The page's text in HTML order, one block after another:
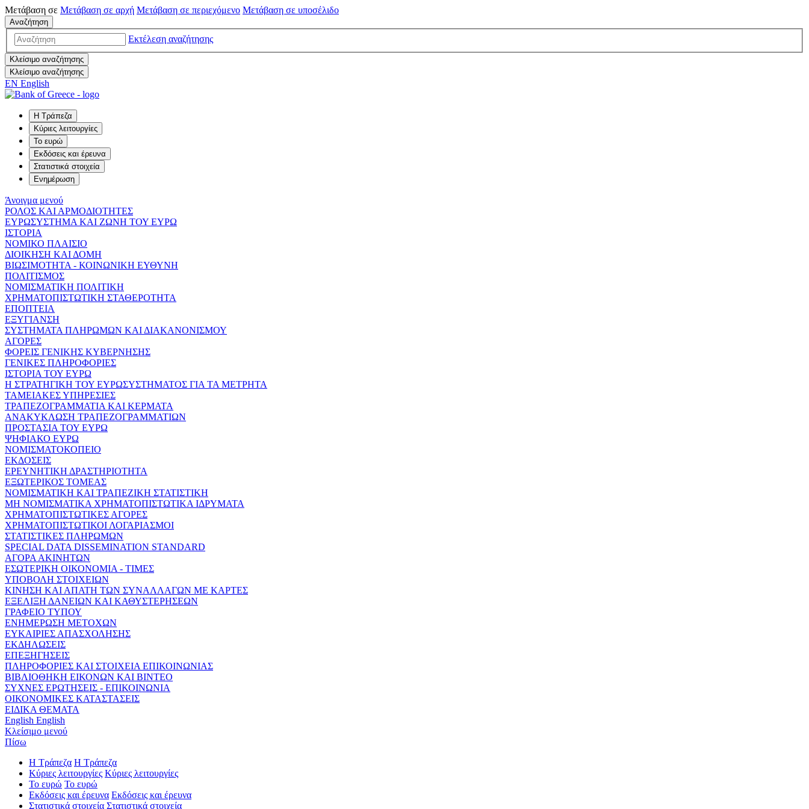
Μετάβαση σε Μετάβαση σε αρχή Μετάβαση σε περιεχόμενο Μετάβαση σε υποσέλιδο
Αναζήτηση
Εκτέλεση αναζήτησης
Κλείσιμο αναζήτησης
Κλείσιμο αναζήτησης
EN English
Η Τράπεζα
Κύριες λειτουργίες
Το ευρώ
Εκδόσεις και έρευνα
Στατιστικά στοιχεία
Ενημέρωση
Άνοιγμα μενού
ΡΟΛΟΣ ΚΑΙ ΑΡΜΟΔΙΟΤΗΤΕΣ
ΕΥΡΩΣΥΣΤΗΜΑ ΚΑΙ ΖΩΝΗ ΤΟΥ ΕΥΡΩ
ΙΣΤΟΡΙΑ
ΝΟΜΙΚΟ ΠΛΑΙΣΙΟ
ΔΙΟΙΚΗΣΗ ΚΑΙ ΔΟΜΗ
ΒΙΩΣΙΜΟΤΗΤΑ - ΚΟΙΝΩΝΙΚΗ ΕΥΘΥΝΗ
ΠΟΛΙΤΙΣΜΟΣ
ΝΟΜΙΣΜΑΤΙΚΗ ΠΟΛΙΤΙΚΗ
ΧΡΗΜΑΤΟΠΙΣΤΩΤΙΚΗ ΣΤΑΘΕΡΟΤΗΤΑ
ΕΠΟΠΤΕΙΑ
ΕΞΥΓΙΑΝΣΗ
ΣΥΣΤΗΜΑΤΑ ΠΛΗΡΩΜΩΝ ΚΑΙ ΔΙΑΚΑΝΟΝΙΣΜΟΥ
ΑΓΟΡΕΣ
ΦΟΡΕΙΣ ΓΕΝΙΚΗΣ ΚΥΒΕΡΝΗΣΗΣ
ΓΕΝΙΚΕΣ ΠΛΗΡΟΦΟΡΙΕΣ
ΙΣΤΟΡΙΑ ΤΟΥ ΕΥΡΩ
Η ΣΤΡΑΤΗΓΙΚΗ ΤΟΥ ΕΥΡΩΣΥΣΤΗΜΑΤΟΣ ΓΙΑ ΤΑ ΜΕΤΡΗΤΑ
ΤΑΜΕΙΑΚΕΣ ΥΠΗΡΕΣΙΕΣ
ΤΡΑΠΕΖΟΓΡΑΜΜΑΤΙΑ ΚΑΙ ΚΕΡΜΑΤΑ
ΑΝΑΚΥΚΛΩΣΗ ΤΡΑΠΕΖΟΓΡΑΜΜΑΤΙΩΝ
ΠΡΟΣΤΑΣΙΑ ΤΟΥ ΕΥΡΩ
ΨΗΦΙΑΚΟ ΕΥΡΩ
ΝΟΜΙΣΜΑΤΟΚΟΠΕΙΟ
ΕΚΔΟΣΕΙΣ
ΕΡΕΥΝΗΤΙΚΗ ΔΡΑΣΤΗΡΙΟΤΗΤΑ
ΕΞΩΤΕΡΙΚΟΣ ΤΟΜΕΑΣ
ΝΟΜΙΣΜΑΤΙΚΗ ΚΑΙ ΤΡΑΠΕΖΙΚΗ ΣΤΑΤΙΣΤΙΚΗ
ΜΗ ΝΟΜΙΣΜΑΤΙΚΑ ΧΡΗΜΑΤΟΠΙΣΤΩΤΙΚΑ ΙΔΡΥΜΑΤΑ
ΧΡΗΜΑΤΟΠΙΣΤΩΤΙΚΕΣ ΑΓΟΡΕΣ
ΧΡΗΜΑΤΟΠΙΣΤΩΤΙΚΟΙ ΛΟΓΑΡΙΑΣΜΟΙ
ΣΤΑΤΙΣΤΙΚΕΣ ΠΛΗΡΩΜΩΝ
SPECIAL DATA DISSEMINATION STANDARD
ΑΓΟΡΑ ΑΚΙΝΗΤΩΝ
ΕΣΩΤΕΡΙΚΗ ΟΙΚΟΝΟΜΙΑ - ΤΙΜΕΣ
ΥΠΟΒΟΛΗ ΣΤΟΙΧΕΙΩΝ
ΚΙΝΗΣΗ ΚΑΙ ΑΠΑΤΗ ΤΩΝ ΣΥΝΑΛΛΑΓΩΝ ΜΕ ΚΑΡΤΕΣ
ΕΞΕΛΙΞΗ ΔΑΝΕΙΩΝ ΚΑΙ ΚΑΘΥΣΤΕΡΗΣΕΩΝ
ΓΡΑΦΕΙΟ ΤΥΠΟΥ
ΕΝΗΜΕΡΩΣΗ ΜΕΤΟΧΩΝ
ΕΥΚΑΙΡΙΕΣ ΑΠΑΣΧΟΛΗΣΗΣ
ΕΚΔΗΛΩΣΕΙΣ
ΕΠΕΞΗΓΗΣΕΙΣ
ΠΛΗΡΟΦΟΡΙΕΣ ΚΑΙ ΣΤΟΙΧΕΙΑ ΕΠΙΚΟΙΝΩΝΙΑΣ
ΒΙΒΛΙΟΘΗΚΗ ΕΙΚΟΝΩΝ ΚΑΙ ΒΙΝΤΕΟ
ΣΥΧΝΕΣ ΕΡΩΤΗΣΕΙΣ - ΕΠΙΚΟΙΝΩΝΙΑ
ΟΙΚΟΝΟΜΙΚΕΣ ΚΑΤΑΣΤΑΣΕΙΣ
ΕΙΔΙΚΑ ΘΕΜΑΤΑ
English English
Κλείσιμο μενού
Πίσω
Η Τράπεζα Η Τράπεζα
Κύριες λειτουργίες Κύριες λειτουργίες
Το ευρώ Το ευρώ
Εκδόσεις και έρευνα Εκδόσεις και έρευνα
Στατιστικά στοιχεία Στατιστικά στοιχεία